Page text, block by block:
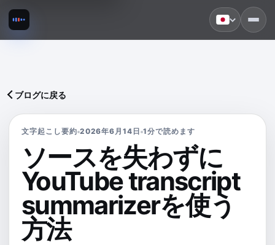
ブログに戻る
文字起こし要約 2026年6月14日 1分で読めます
ソースを失わずに
YouTube transcript
summarizerを使う
方法